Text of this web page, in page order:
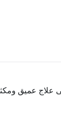
علاج عميق